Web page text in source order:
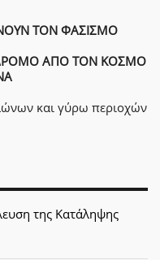
ΤΟΝ ΦΑΣΙΣΜΟ
ΔΡΟΜΟ ΑΠΟ ΤΟΝ ΚΟΣΜΟ
και γύρω περιοχών
της Κατάληψης